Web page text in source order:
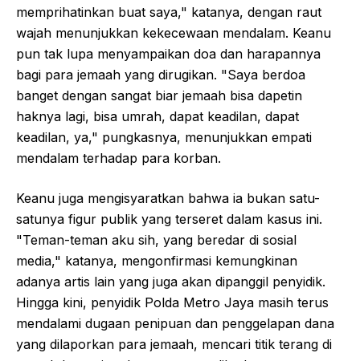
memprihatinkan buat saya," katanya, dengan raut
wajah menunjukkan kekecewaan mendalam. Keanu
pun tak lupa menyampaikan doa dan harapannya
bagi para jemaah yang dirugikan. "Saya berdoa
banget dengan sangat biar jemaah bisa dapetin
haknya lagi, bisa umrah, dapat keadilan, dapat
keadilan, ya," pungkasnya, menunjukkan empati
mendalam terhadap para korban.
Keanu juga mengisyaratkan bahwa ia bukan satu-
satunya figur publik yang terseret dalam kasus ini.
"Teman-teman aku sih, yang beredar di sosial
media," katanya, mengonfirmasi kemungkinan
adanya artis lain yang juga akan dipanggil penyidik.
Hingga kini, penyidik Polda Metro Jaya masih terus
mendalami dugaan penipuan dan penggelapan dana
yang dilaporkan para jemaah, mencari titik terang di